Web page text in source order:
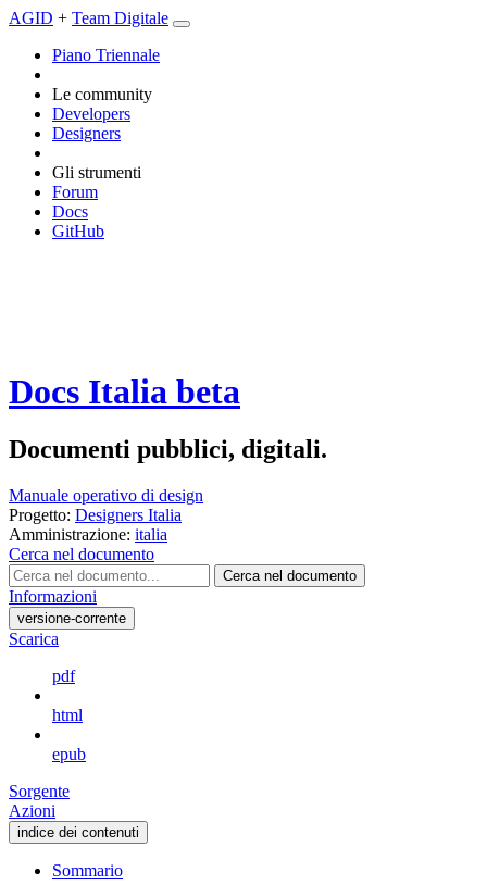
AGID + Team Digitale
Piano Triennale
Le community
Developers
Designers
Gli strumenti
Forum
Docs
GitHub
Docs Italia beta
Documenti pubblici, digitali.
Manuale operativo di design
Progetto: Designers Italia
Amministrazione: italia
Cerca nel documento
Cerca nel documento
Informazioni
versione-corrente
Scarica
pdf
html
epub
Sorgente
Azioni
indice dei contenuti
Sommario